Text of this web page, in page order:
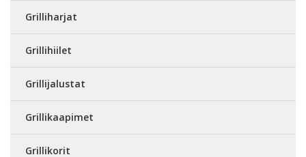
Grilliharjat
Grillihiilet
Grillijalustat
Grillikaapimet
Grillikorit